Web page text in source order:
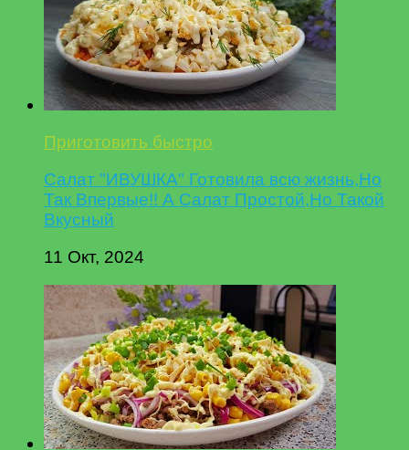
Приготовить быстро
Салат "ИВУШКА" Готовила всю жизнь,Но
Так Впервые!! А Салат Простой,Но Такой
Вкусный
11 Окт, 2024